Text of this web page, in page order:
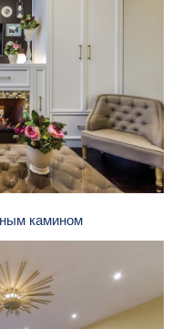
камином